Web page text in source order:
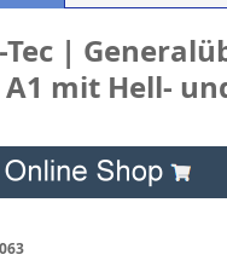
Tec |
A1 mit Hell-